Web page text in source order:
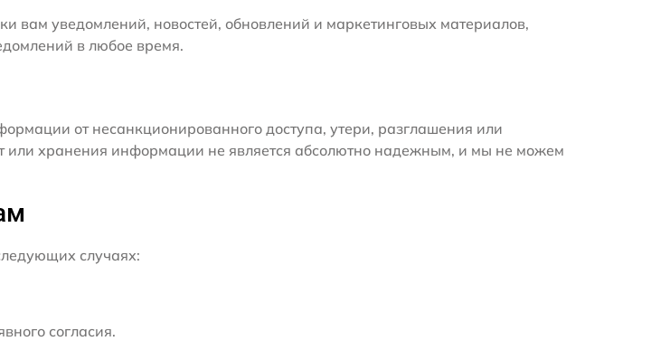
уведомлений, новостей, обновлений и маркетинговых материалов,
в любое время.
от несанкционированного доступа, утери, разглашения или
или хранения информации не является абсолютно надежным, и мы не можем
случаях:
согласия.